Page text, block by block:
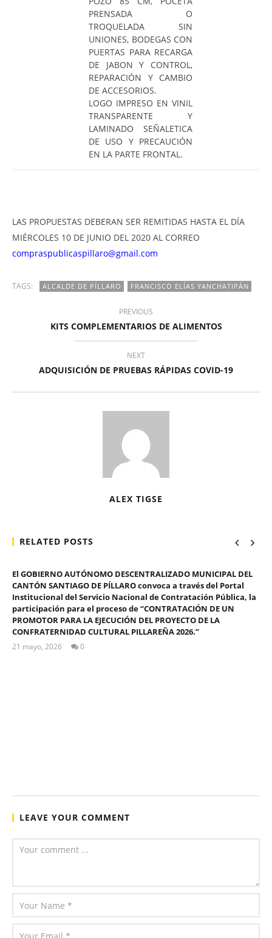
PRENSADA O
TROQUELADA SIN
UNIONES, BODEGAS CON
PUERTAS PARA RECARGA
DE JABON Y CONTROL,
REPARACIÓN Y CAMBIO
DE ACCESORIOS.
LOGO IMPRESO EN VINIL
TRANSPARENTE Y
LAMINADO SEÑALETICA
DE USO Y PRECAUCIÓN
EN LA PARTE FRONTAL.
LAS PROPUESTAS DEBERAN SER REMITIDAS HASTA EL DÍA
MIÉRCOLES 10 DE JUNIO DEL 2020 AL CORREO
compraspublicaspillaro@gmail.com
TAGS: ALCALDE DE PÍLLARO FRANCISCO ELÍAS YANCHATIPÁN
PREVIOUS
KITS COMPLEMENTARIOS DE ALIMENTOS
NEXT
ADQUISICIÓN DE PRUEBAS RÁPIDAS COVID-19
ALEX TIGSE
RELATED POSTS
El GOBIERNO AUTÓNOMO DESCENTRALIZADO MUNICIPAL DEL
CANTÓN SANTIAGO DE PÍLLARO convoca a través del Portal
Institucional del Servicio Nacional de Contratación Pública, la
participación para el proceso de “CONTRATACIÓN DE UN
PROMOTOR PARA LA EJECUCIÓN DEL PROYECTO DE LA
CONFRATERNIDAD CULTURAL PILLAREÑA 2026.”
21 mayo, 2026
0
LEAVE YOUR COMMENT